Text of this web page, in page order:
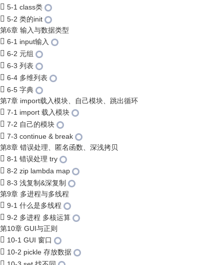
5-1 class类
5-2 类的init
第6章 输入与数据类型
6-1 input输入
6-2 元组
6-3 列表
6-4 多维列表
6-5 字典
第7章 import载入模块、自己模块、跳出循环
7-1 import 载入模块
7-2 自己的模块
7-3 continue & break
第8章 错误处理、匿名函数、深浅拷贝
8-1 错误处理 try
8-2 zip lambda map
8-3 浅复制&深复制
第9章 多进程与多线程
9-1 什么是多线程
9-2 多进程 多核运算
第10章 GUI与正则
10-1 GUI 窗口
10-2 pickle 存放数据